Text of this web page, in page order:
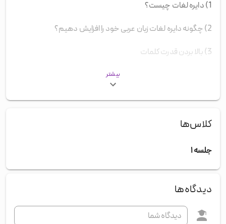
1) دایره لغات چیست؟
2) چگونه دایره لغات زبان عربی خود را افزایش دهیم؟
3) بالا بردن قدرت کلمات
بیشتر
کلاس‌ها
جلسه ۱
دیدگاه‌ها